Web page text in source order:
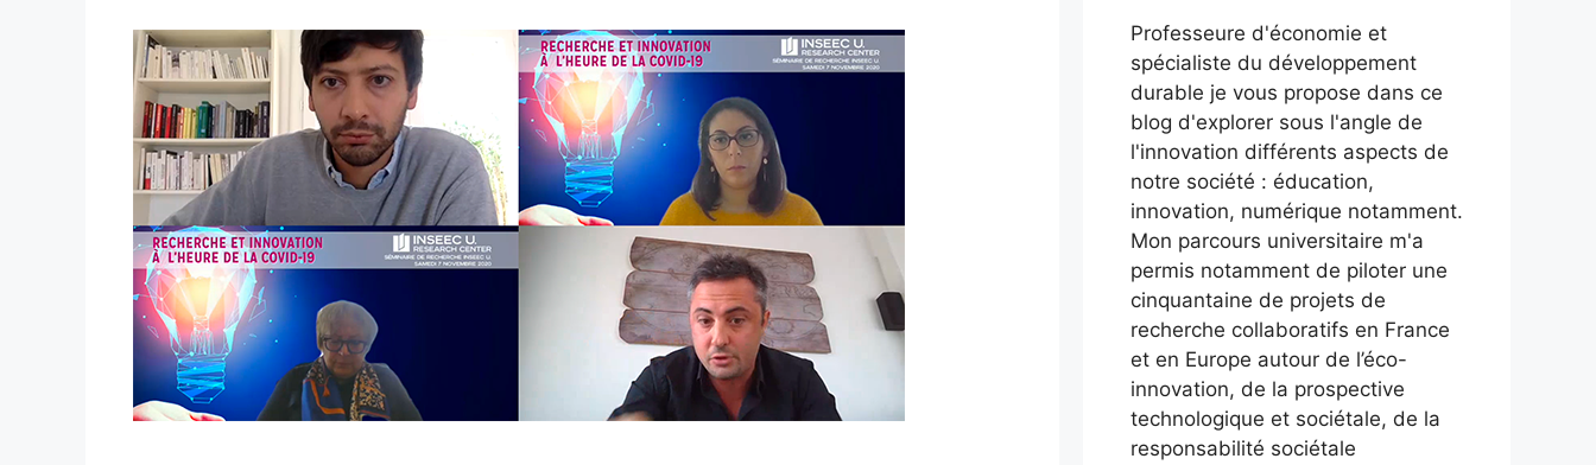
Professeure d'économie et
spécialiste du développement
durable je vous propose dans ce
blog d'explorer sous l'angle de
l'innovation différents aspects de
notre société : éducation,
innovation, numérique notamment.
Mon parcours universitaire m'a
permis notamment de piloter une
cinquantaine de projets de
recherche collaboratifs en France
et en Europe autour de l’éco-
innovation, de la prospective
technologique et sociétale, de la
responsabilité sociétale